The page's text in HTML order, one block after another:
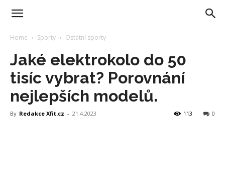
Home Sporty Ostatní sporty
Jaké elektrokolo do 50
tisíc vybrat? Porovnání
nejlepších modelů.
By Redakce Xfit.cz - 21.4.2023 0
113